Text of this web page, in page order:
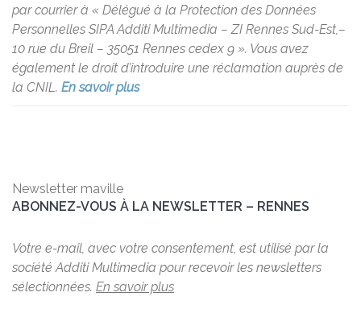
par courrier à « Délégué à la Protection des Données
Personnelles SIPA Additi Multimedia – ZI Rennes Sud-Est,–
10 rue du Breil – 35051 Rennes cedex 9 ». Vous avez
également le droit d’introduire une réclamation auprès de
la CNIL. En savoir plus
Newsletter maville
ABONNEZ-VOUS À LA NEWSLETTER – RENNES
Votre e-mail, avec votre consentement, est utilisé par la
société Additi Multimedia pour recevoir les newsletters
sélectionnées. En savoir plus